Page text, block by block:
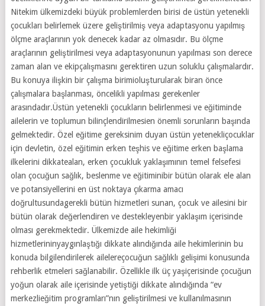
Nitekim ülkemizdeki büyük problemlerden birisi de üstün yetenekli
çocukları belirlemek üzere geliştirilmiş veya adaptasyonu yapılmış
ölçme araçlarının yok denecek kadar az olmasıdır. Bu ölçme
araçlarının geliştirilmesi veya adaptasyonunun yapılması son derece
zaman alan ve ekipçalışmasını gerektiren uzun soluklu çalışmalardır.
Bu konuya ilişkin bir çalışma birimioluşturularak biran önce
çalışmalara başlanması, öncelikli yapılması gerekenler
arasındadır.Üstün yetenekli çocukların belirlenmesi ve eğitiminde
ailelerin ve toplumun bilinçlendirilmesien önemli sorunların başında
gelmektedir. Özel eğitime gereksinim duyan üstün yetenekliçocuklar
için devletin, özel eğitimin erken teşhis ve eğitime erken başlama
ilkelerini dikkatealan, erken çocukluk yaklaşımının temel felsefesi
olan çocuğun sağlık, beslenme ve eğitiminibir bütün olarak ele alan
ve potansiyellerini en üst noktaya çıkarma amacı
doğrultusundagerekli bütün hizmetleri sunan, çocuk ve ailesini bir
bütün olarak değerlendiren ve destekleyenbir yaklaşım içerisinde
olması gerekmektedir. Ülkemizde aile hekimliği
hizmetlerininyaygınlaştığı dikkate alındığında aile hekimlerinin bu
konuda bilgilendirilerek ailelereçocuğun sağlıklı gelişimi konusunda
rehberlik etmeleri sağlanabilir. Özellikle ilk üç yaşiçerisinde çocuğun
yoğun olarak aile içerisinde yetiştiği dikkate alındığında “ev
merkezlieğitim programları”nın geliştirilmesi ve kullanılmasının